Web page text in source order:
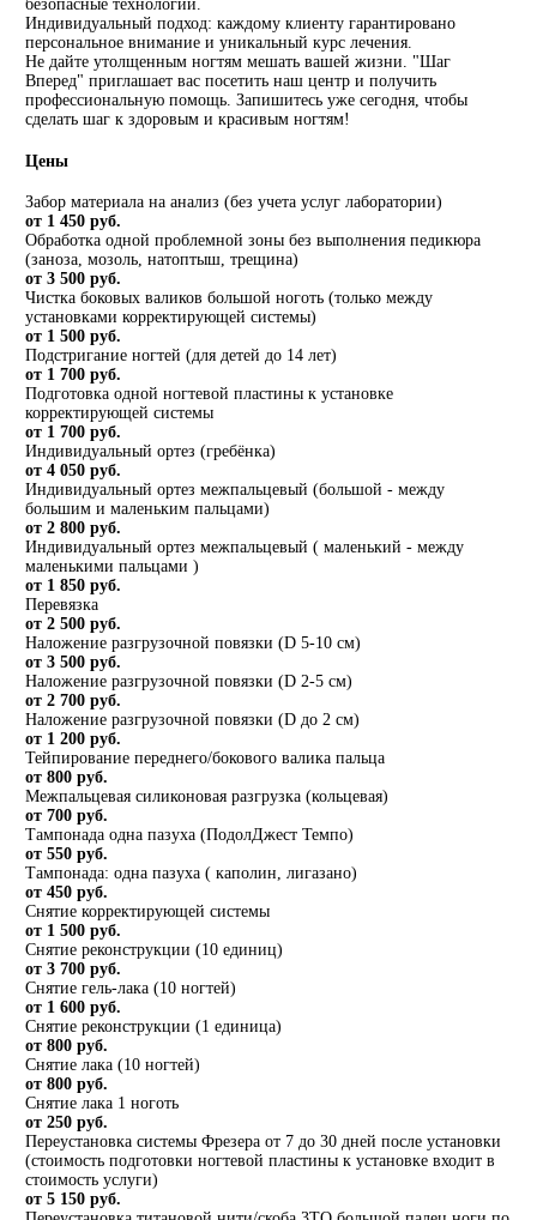
безопасные технологии.
Индивидуальный подход: каждому клиенту гарантировано
персональное внимание и уникальный курс лечения.
Не дайте утолщенным ногтям мешать вашей жизни. "Шаг
Вперед" приглашает вас посетить наш центр и получить
профессиональную помощь. Запишитесь уже сегодня, чтобы
сделать шаг к здоровым и красивым ногтям!
Цены
Забор материала на анализ (без учета услуг лаборатории)
от 1 450 руб.
Обработка одной проблемной зоны без выполнения педикюра
(заноза, мозоль, натоптыш, трещина)
от 3 500 руб.
Чистка боковых валиков большой ноготь (только между
установками корректирующей системы)
от 1 500 руб.
Подстригание ногтей (для детей до 14 лет)
от 1 700 руб.
Подготовка одной ногтевой пластины к установке
корректирующей системы
от 1 700 руб.
Индивидуальный ортез (гребёнка)
от 4 050 руб.
Индивидуальный ортез межпальцевый (большой - между
большим и маленьким пальцами)
от 2 800 руб.
Индивидуальный ортез межпальцевый ( маленький - между
маленькими пальцами )
от 1 850 руб.
Перевязка
от 2 500 руб.
Наложение разгрузочной повязки (D 5-10 см)
от 3 500 руб.
Наложение разгрузочной повязки (D 2-5 см)
от 2 700 руб.
Наложение разгрузочной повязки (D до 2 см)
от 1 200 руб.
Тейпирование переднего/бокового валика пальца
от 800 руб.
Межпальцевая силиконовая разгрузка (кольцевая)
от 700 руб.
Тампонада одна пазуха (ПодолДжест Темпо)
от 550 руб.
Тампонада: одна пазуха ( каполин, лигазано)
от 450 руб.
Снятие корректирующей системы
от 1 500 руб.
Снятие реконструкции (10 единиц)
от 3 700 руб.
Снятие гель-лака (10 ногтей)
от 1 600 руб.
Снятие реконструкции (1 единица)
от 800 руб.
Снятие лака (10 ногтей)
от 800 руб.
Снятие лака 1 ноготь
от 250 руб.
Переустановка системы Фрезера от 7 до 30 дней после установки
(стоимость подготовки ногтевой пластины к установке входит в
стоимость услуги)
от 5 150 руб.